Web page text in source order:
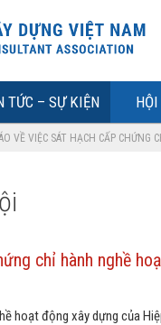
TỨC – SỰ KIỆN
VỀ VIỆC SÁT HẠCH CẤP
chỉ hành nghề
hoạt động xây dựng của